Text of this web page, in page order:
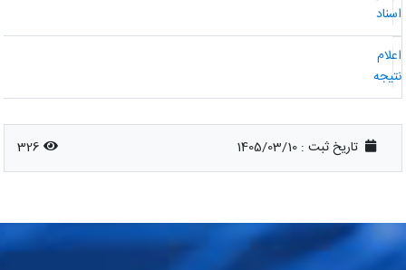
تاریخ ثبت : 1405/03/10
326